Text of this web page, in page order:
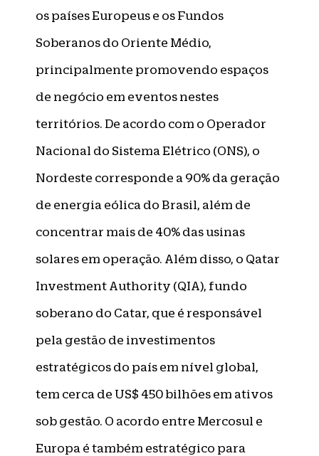
os países Europeus e os Fundos
Soberanos do Oriente Médio,
principalmente promovendo espaços
de negócio em eventos nestes
territórios. De acordo com o Operador
Nacional do Sistema Elétrico (ONS), o
Nordeste corresponde a 90% da geração
de energia eólica do Brasil, além de
concentrar mais de 40% das usinas
solares em operação. Além disso, o Qatar
Investment Authority (QIA), fundo
soberano do Catar, que é responsável
pela gestão de investimentos
estratégicos do país em nível global,
tem cerca de US$ 450 bilhões em ativos
sob gestão. O acordo entre Mercosul e
Europa é também estratégico para